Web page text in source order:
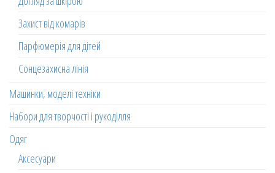
Захист від комарів
Парфюмерія для дітей
Сонцезахисна лінія
Машинки, моделі техніки
Набори для творчості і рукоділля
Одяг
Аксесуари